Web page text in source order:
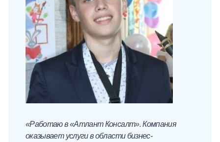
«Работаю в «Атлант Консалт». Компания
оказывает услуги в области бизнес-